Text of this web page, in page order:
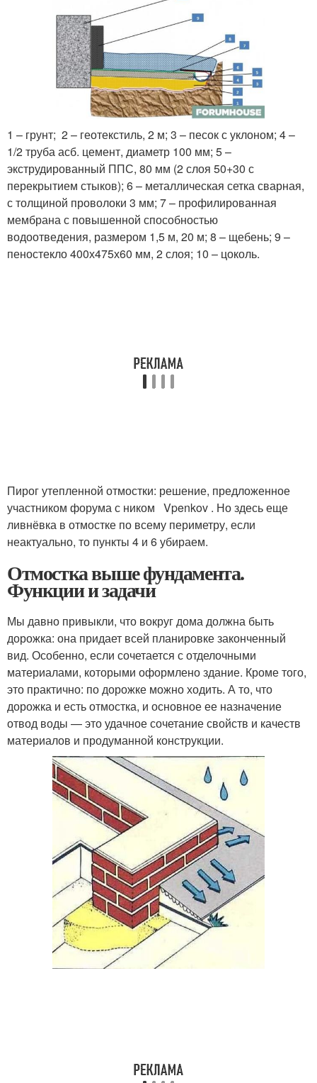
1 – грунт; 2 – геотекстиль, 2 м; 3 – песок с уклоном; 4 –
1/2 труба асб. цемент, диаметр 100 мм; 5 –
экструдированный ППС, 80 мм (2 слоя 50+30 с
перекрытием стыков); 6 – металлическая сетка сварная,
с толщиной проволоки 3 мм; 7 – профилированная
мембрана с повышенной способностью
водоотведения, размером 1,5 м, 20 м; 8 – щебень; 9 –
пеностекло 400х475х60 мм, 2 слоя; 10 – цоколь.
Пирог утепленной отмостки: решение, предложенное
участником форума с ником Vpenkov . Но здесь еще
ливнёвка в отмостке по всему периметру, если
неактуально, то пункты 4 и 6 убираем.
Отмостка выше фундамента.
Функции и задачи
Мы давно привыкли, что вокруг дома должна быть
дорожка: она придает всей планировке законченный
вид. Особенно, если сочетается с отделочными
материалами, которыми оформлено здание. Кроме того,
это практично: по дорожке можно ходить. А то, что
дорожка и есть отмостка, и основное ее назначение
отвод воды — это удачное сочетание свойств и качеств
материалов и продуманной конструкции.